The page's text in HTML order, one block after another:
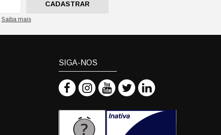
CADASTRAR
Saiba mais
SIGA-NOS